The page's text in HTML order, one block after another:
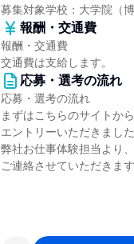
募集対象学校：大学院（
報酬・交通費
報酬・交通費
交通費は支給します。
応募・選考の流れ
応募・選考の流れ
まずはこちらのサイトか
エントリーいただきまし
弊社お仕事体験担当より
ご連絡させていただきます